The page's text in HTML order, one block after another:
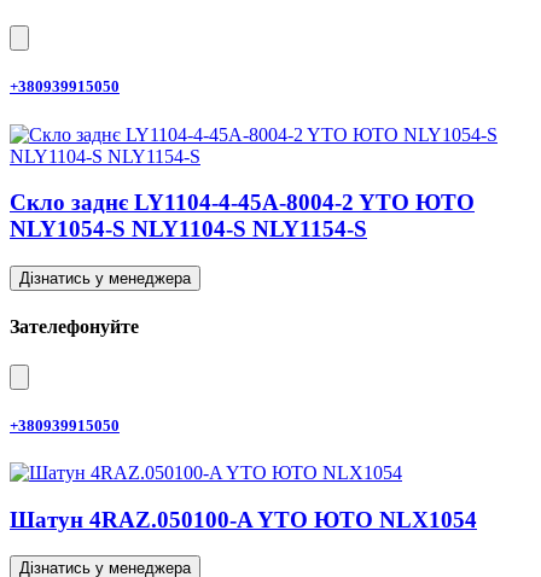
+380939915050
Скло заднє LY1104-4-45A-8004-2 YTO ЮТО
NLY1054-S NLY1104-S NLY1154-S
Дізнатись у менеджера
Зателефонуйте
+380939915050
Шатун 4RAZ.050100-A YTO ЮТО NLX1054
Дізнатись у менеджера